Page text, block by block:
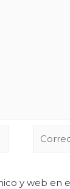
y web en